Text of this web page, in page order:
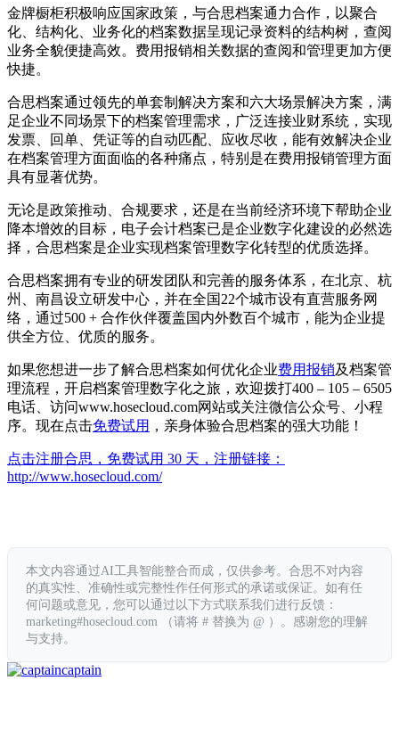
金牌橱柜积极响应国家政策，与合思档案通力合作，以聚合
化、结构化、业务化的档案数据呈现记录资料的结构树，查阅
业务全貌便捷高效。费用报销相关数据的查阅和管理更加方便
快捷。
合思档案通过领先的单套制解决方案和六大场景解决方案，满
足企业不同场景下的档案管理需求，广泛连接业财系统，实现
发票、回单、凭证等的自动匹配、应收尽收，能有效解决企业
在档案管理方面面临的各种痛点，特别是在费用报销管理方面
具有显著优势。
无论是政策推动、合规要求，还是在当前经济环境下帮助企业
降本增效的目标，电子会计档案已是企业数字化建设的必然选
择，合思档案是企业实现档案管理数字化转型的优质选择。
合思档案拥有专业的研发团队和完善的服务体系，在北京、杭
州、南昌设立研发中心，并在全国22个城市设有直营服务网
络，通过500 + 合作伙伴覆盖国内外数百个城市，能为企业提
供全方位、优质的服务。
如果您想进一步了解合思档案如何优化企业费用报销及档案管
理流程，开启档案管理数字化之旅，欢迎拨打400 – 105 – 6505
电话、访问www.hosecloud.com网站或关注微信公众号、小程
序。现在点击免费试用 ，亲身体验合思档案的强大功能！
点击注册合思，免费试用 30 天，注册链接：
http://www.hosecloud.com/
本文内容通过AI工具智能整合而成，仅供参考。合思不对内容
的真实性、准确性或完整性作任何形式的承诺或保证。如有任
何问题或意见，您可以通过以下方式联系我们进行反馈：
marketing#hosecloud.com （请将 # 替换为 @ ）。感谢您的理解
与支持。
captain